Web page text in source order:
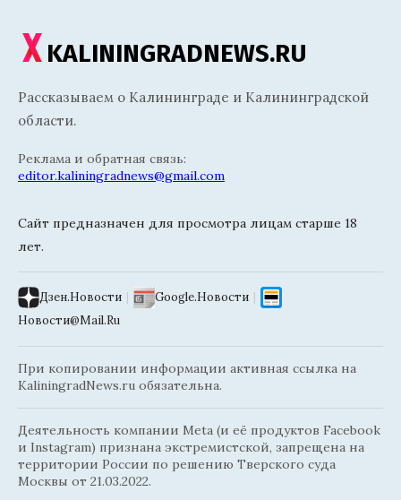
KALININGRADNEWS.RU
Рассказываем о Калининграде и Калининградской
области.
Реклама и обратная связь:
editor.kaliningradnews@gmail.com
Сайт предназначен для просмотра лицам старше 18
лет.
Дзен.Новости | Google.Новости |
Новости@Mail.Ru
При копировании информации активная ссылка на
KaliningradNews.ru обязательна.
Деятельность компании Meta (и её продуктов Facebook
и Instagram) признана экстремистской, запрещена на
территории России по решению Тверского суда
Москвы от 21.03.2022.